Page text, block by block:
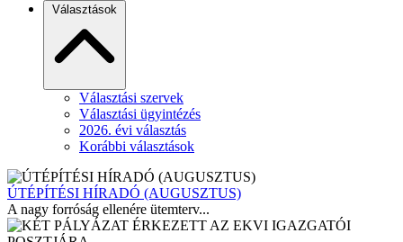
Választások
Választási szervek
Választási ügyintézés
2026. évi választás
Korábbi választások
ÚTÉPÍTÉSI HÍRADÓ (AUGUSZTUS)
A nagy forróság ellenére ütemterv...